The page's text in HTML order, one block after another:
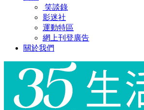
笑談錄
影迷社
運動特區
網上刊登廣告
關於我們